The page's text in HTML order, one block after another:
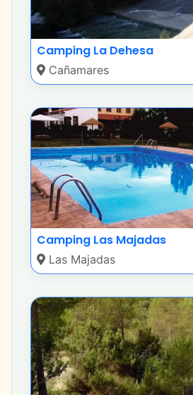
Camping La Dehesa
Cañamares
Camping Las Majadas
Las Majadas